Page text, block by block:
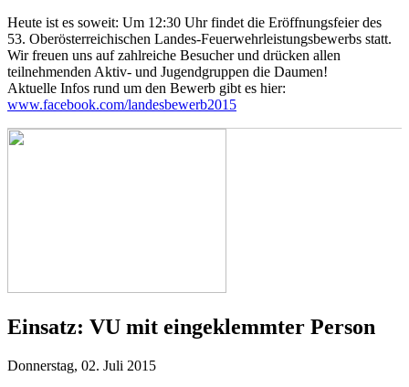
Heute ist es soweit: Um 12:30 Uhr findet die Eröffnungsfeier des
53. Oberösterreichischen Landes-Feuerwehrleistungsbewerbs statt.
Wir freuen uns auf zahlreiche Besucher und drücken allen
teilnehmenden Aktiv- und Jugendgruppen die Daumen!
Aktuelle Infos rund um den Bewerb gibt es hier:
www.facebook.com/landesbewerb2015
Einsatz: VU mit eingeklemmter Person
Donnerstag, 02. Juli 2015